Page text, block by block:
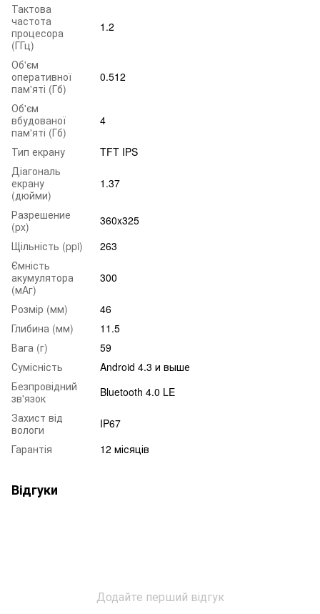
Тактова
частота
процесора
(ГГц)
1.2
Об'єм
оперативної
пам'яті (Гб)
0.512
Об'єм
вбудованої
пам'яті (Гб)
4
Тип екрану
TFT IPS
Діагональ
екрану
(дюйми)
1.37
Разрешение
(px)
360x325
Щільність (ppi)
263
Ємність
акумулятора
(мАг)
300
Розмір (мм)
46
Глибина (мм)
11.5
Вага (г)
59
Сумісність
Android 4.3 и выше
Безпровідний
зв'язок
Bluetooth 4.0 LE
Захист від
вологи
IP67
Гарантія
12 місяців
Відгуки
Додайте перший відгук